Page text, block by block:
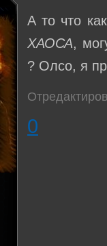
А то что
ХАОСА,
? Олсо, я
0